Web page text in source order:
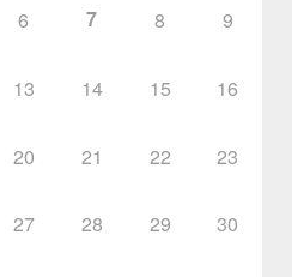
6 7 8 9
13 14 15 16
20 21 22 23
27 28 29 30